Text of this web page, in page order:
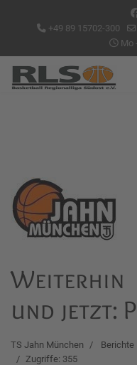
+49 89 15702-300
Mo
Weiterhin
und jetzt:
TS Jahn München Berichte
Zugriffe: 355